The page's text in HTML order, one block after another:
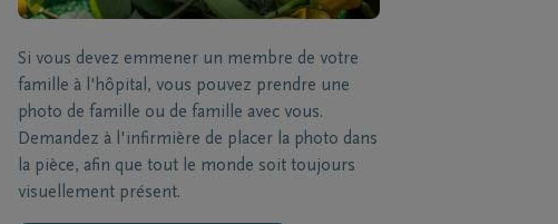
Si vous devez emmener un membre de votre
famille à l'hôpital, vous pouvez prendre une
photo de famille ou de famille avec vous.
Demandez à l'infirmière de placer la photo dans
la pièce, afin que tout le monde soit toujours
visuellement présent.